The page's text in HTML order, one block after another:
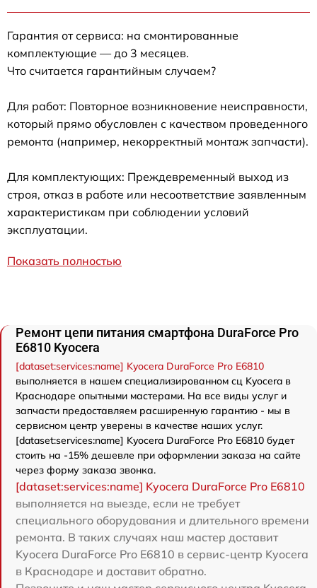
Гарантия от сервиса: на смонтированные
комплектующие — до 3 месяцев.
Что считается гарантийным случаем?
Для работ: Повторное возникновение неисправности,
который прямо обусловлен с качеством проведенного
ремонта (например, некорректный монтаж запчасти).
Для комплектующих: Преждевременный выход из
строя, отказ в работе или несоответствие заявленным
характеристикам при соблюдении условий
эксплуатации.
Показать полностью
Ремонт цепи питания смартфона DuraForce Pro
E6810 Kyocera
[dataset:services:name] Kyocera DuraForce Pro E6810
выполняется в нашем специализированном сц Kyocera в
Краснодаре опытными мастерами. На все виды услуг и
запчасти предоставляем расширенную гарантию - мы в
сервисном центр уверены в качестве наших услуг.
[dataset:services:name] Kyocera DuraForce Pro E6810 будет
стоить на -15% дешевле при оформлении заказа на сайте
через форму заказа звонка.
[dataset:services:name] Kyocera DuraForce Pro E6810
выполняется на выезде, если не требует
специального оборудования и длительного времени
ремонта. В таких случаях наш мастер доставит
Kyocera DuraForce Pro E6810 в сервис-центр Kyocera
в Краснодаре и доставит обратно.